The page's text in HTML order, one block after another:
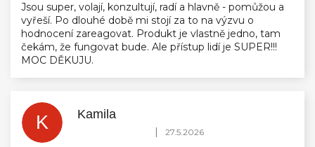
Jsou super, volají, konzultují, radí a hlavně - pomůžou a
vyřeší. Po dlouhé době mi stojí za to na výzvu o
hodnocení zareagovat. Produkt je vlastně jedno, tam
čekám, že fungovat bude. Ale přístup lidí je SUPER!!!
MOC DĚKUJU.
K Kamila
Hodnocení obchodu je 5 z 5 hvězdiček.
| 27.5.2026